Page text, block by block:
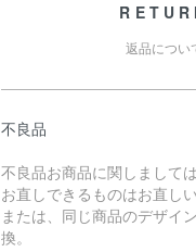
返品につい
不良品
不良品お商品に関しましては
お直しできるものはお直し
または、同じ商品のデザイ
換。